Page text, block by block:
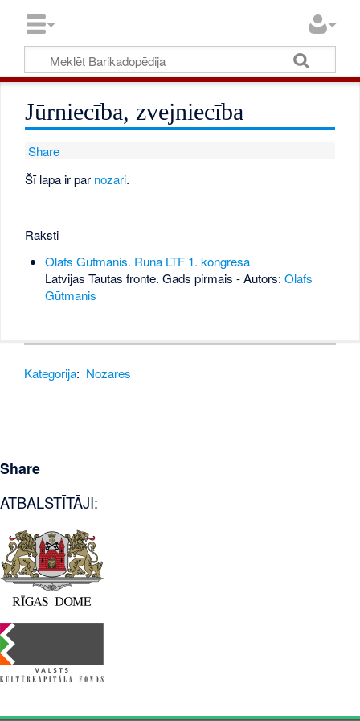
Jūrniecība, zvejniecība
Share
Šī lapa ir par nozari.
Raksti
Olafs Gūtmanis. Runa LTF 1. kongresā
Latvijas Tautas fronte. Gads pirmais - Autors: Olafs
Gūtmanis
Kategorija: Nozares
Share
ATBALSTĪTĀJI: